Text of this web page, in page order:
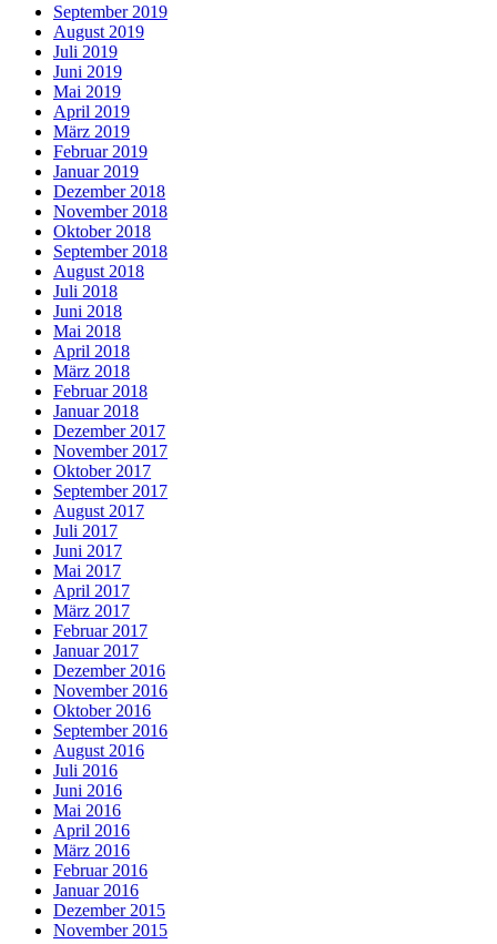
September 2019
August 2019
Juli 2019
Juni 2019
Mai 2019
April 2019
März 2019
Februar 2019
Januar 2019
Dezember 2018
November 2018
Oktober 2018
September 2018
August 2018
Juli 2018
Juni 2018
Mai 2018
April 2018
März 2018
Februar 2018
Januar 2018
Dezember 2017
November 2017
Oktober 2017
September 2017
August 2017
Juli 2017
Juni 2017
Mai 2017
April 2017
März 2017
Februar 2017
Januar 2017
Dezember 2016
November 2016
Oktober 2016
September 2016
August 2016
Juli 2016
Juni 2016
Mai 2016
April 2016
März 2016
Februar 2016
Januar 2016
Dezember 2015
November 2015